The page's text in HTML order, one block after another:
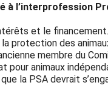
l’interprofession
et le
protection des
membre du
pour animaux
la PSA devrait